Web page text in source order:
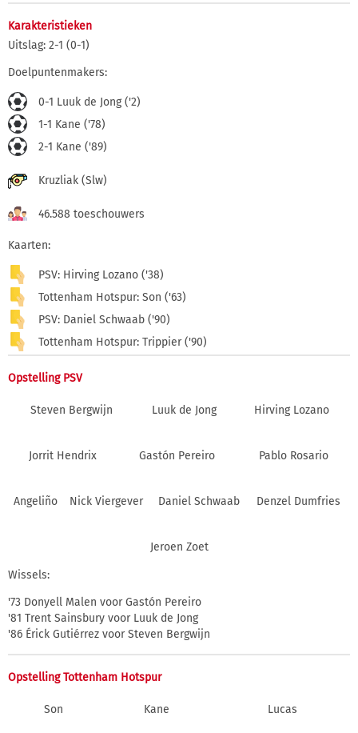
Karakteristieken
Uitslag: 2-1 (0-1)
Doelpuntenmakers:
0-1 Luuk de Jong ('2)
1-1 Kane ('78)
2-1 Kane ('89)
Kruzliak (Slw)
46.588 toeschouwers
Kaarten:
PSV: Hirving Lozano ('38)
Tottenham Hotspur: Son ('63)
PSV: Daniel Schwaab ('90)
Tottenham Hotspur: Trippier ('90)
Opstelling PSV
Steven Bergwijn Luuk de Jong Hirving Lozano
Jorrit Hendrix Gastón Pereiro Pablo Rosario
Angeliño Nick Viergever Daniel Schwaab Denzel Dumfries
Jeroen Zoet
Wissels:
'73 Donyell Malen voor Gastón Pereiro
'81 Trent Sainsbury voor Luuk de Jong
'86 Érick Gutiérrez voor Steven Bergwijn
Opstelling Tottenham Hotspur
Son Kane Lucas